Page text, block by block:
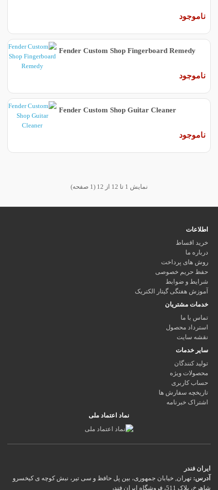
ناموجود
Fender Custom Shop Fingerboard Remedy
ناموجود
Fender Custom Shop Guitar Cleaner
ناموجود
نمایش 1 تا 12 از 12 (1 صفحه)
اطلاعات
خرید اقساط
درباره ما
روش های پرداخت
حفظ حریم خصوصی
شرایط و ضوابط
آموزش هفتگی گیتار الکتریک
خدمات مشتریان
تماس با ما
استرداد محصول
نقشه سایت
سایر خدمات
تولید کنندگان
محصولات ویژه
حساب کاربری
تاریخچه سفارش ها
اشتراک خبرنامه
نماد اعتماد ملی
ایران فندر
آدرس: تهران, خیابان جمهوری، بین پل حافظ و سی تیر، نبش کوچه ی کیخسرو
شاهرخ، پلاک 511، فروشگاه ایران فندر